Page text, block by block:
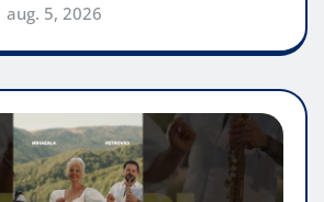
aug. 5, 2026